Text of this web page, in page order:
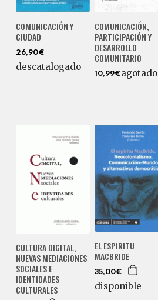
COMUNICACIÓN Y
CIUDAD
26,90€
descatalogado
COMUNICACIÓN,
PARTICIPACIÓN Y
DESARROLLO
COMUNITARIO
10,99€agotado
CULTURA DIGITAL,
NUEVAS MEDIACIONES
SOCIALES E
IDENTIDADES
CULTURALES
EL ESPIRITU
MACBRIDE
35,00€
disponible